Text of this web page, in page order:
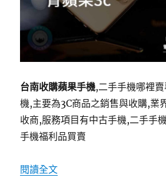
台南收購蘋果手機,二手手機哪裡
機,主要為3C商品之銷售與收購,業
收商,服務項目有中古手機,二手手
手機福利品買賣
閱讀全文〈台南收購二手蘋果手機